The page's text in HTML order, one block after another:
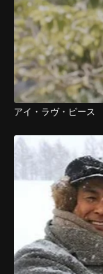
アイ・ラヴ・ピース